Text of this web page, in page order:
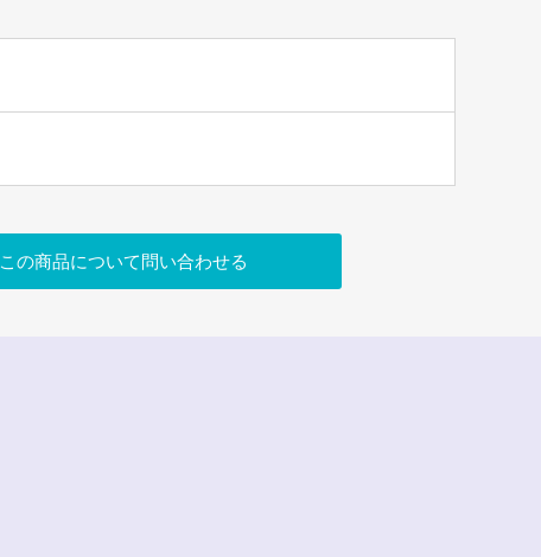
この商品について問い合わせる